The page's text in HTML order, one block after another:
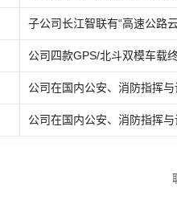
子公司长江智联有“高速公路
公司四款GPS/北斗双模车载
公司在国内公安、消防指挥
公司在国内公安、消防指挥